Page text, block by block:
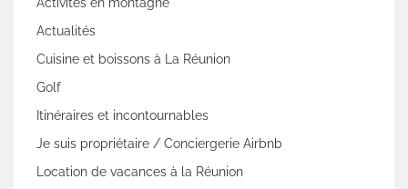
Actualités
Cuisine et boissons à La Réunion
Golf
Itinéraires et incontournables
Je suis propriétaire / Conciergerie Airbnb
Location de vacances à la Réunion